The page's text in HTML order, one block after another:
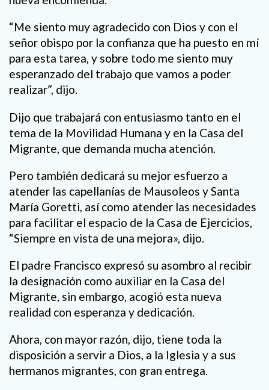
“Me siento muy agradecido con Dios y con el
señor obispo por la confianza que ha puesto en mí
para esta tarea, y sobre todo me siento muy
esperanzado del trabajo que vamos a poder
realizar”, dijo.
Dijo que trabajará con entusiasmo tanto en el
tema de la Movilidad Humana y en la Casa del
Migrante, que demanda mucha atención.
Pero también dedicará su mejor esfuerzo a
atender las capellanías de Mausoleos y Santa
María Goretti, así como atender las necesidades
para facilitar el espacio de la Casa de Ejercicios,
“Siempre en vista de una mejora», dijo.
El padre Francisco expresó su asombro al recibir
la designación como auxiliar en la Casa del
Migrante, sin embargo, acogió esta nueva
realidad con esperanza y dedicación.
Ahora, con mayor razón, dijo, tiene toda la
disposición a servir a Dios, a la Iglesia y a sus
hermanos migrantes, con gran entrega.